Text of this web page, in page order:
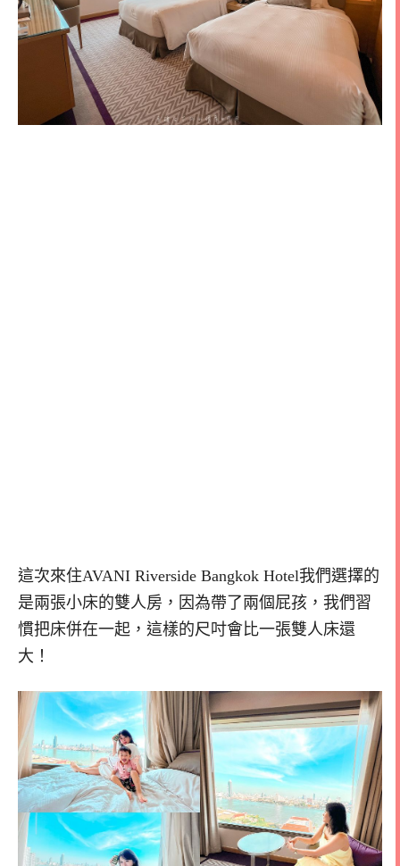
這次來住AVANI Riverside Bangkok Hotel我們選擇的
是兩張小床的雙人房，因為帶了兩個屁孩，我們習
慣把床併在一起，這樣的尺吋會比一張雙人床還
大！